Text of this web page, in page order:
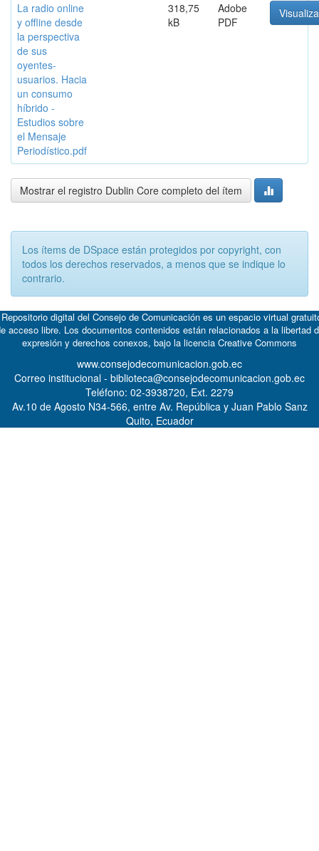
La radio online
y offline desde
la perspectiva
de sus
oyentes-
usuarios. Hacia
un consumo
híbrido -
Estudios sobre
el Mensaje
Periodístico.pdf
318,75
kB
Adobe
PDF
Mostrar el registro Dublin Core completo del ítem
Los ítems de DSpace están protegidos por copyright, con
todos los derechos reservados, a menos que se indique lo
contrario.
digital del Consejo de Comunicación es un espacio virtual
acceso libre. Los documentos contenidos están relacionados a la libertad
expresión y derechos conexos, bajo la licencia Creative Commons
www.consejodecomunicacion.gob.ec
Correo institucional - biblioteca@consejodecomunicacion.gob.ec
Teléfono: 02-3938720, Ext. 2279
Av.10 de Agosto N34-566, entre Av. República y Juan Pablo Sanz
Quito, Ecuador